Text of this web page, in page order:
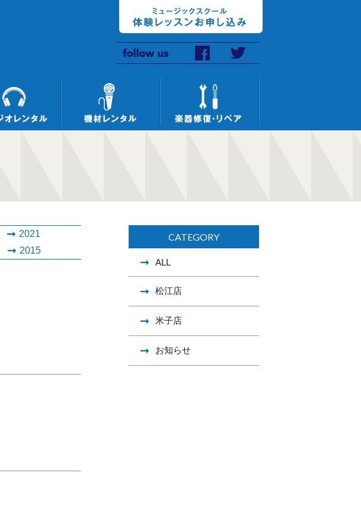
2021
2015
CATEGORY
ALL
松江店
米子店
お知らせ